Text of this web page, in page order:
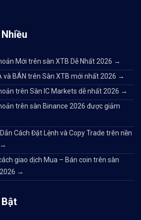
Mới trên sàn XTB Dễ Nhất 2026 →
và BÁN trên Sàn XTB mới nhất 2026 →
trên Sàn IC Markets dễ nhất 2026 →
trên sàn Binance 2026 được giảm
Cách Đặt Lệnh và Copy Trade trên nền
→
giao dịch Mua – Bán coin trên sàn
→